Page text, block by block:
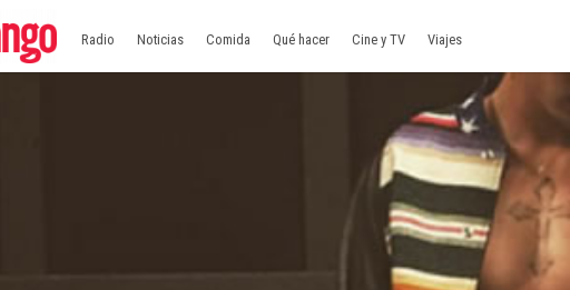
Radio Noticias Comida Qué hacer Cine y TV Viajes